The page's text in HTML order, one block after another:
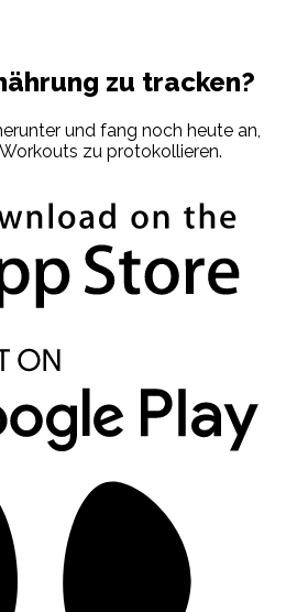
zu tracken?
und fang noch heute an,
zu protokollieren.